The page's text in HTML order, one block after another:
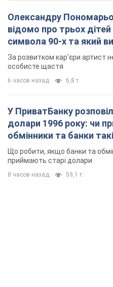
Олександру
відомо про трьох
символа 90-х та який
мають
За розвитком кар'єри артист
особисте щастя
6 часов назад 6,8 т.
У ПриватБанку
долари 1996 року: чи
обмінники та банки
Що робити, якщо банки та
приймають старі долари
8 часов назад 59,1 т.